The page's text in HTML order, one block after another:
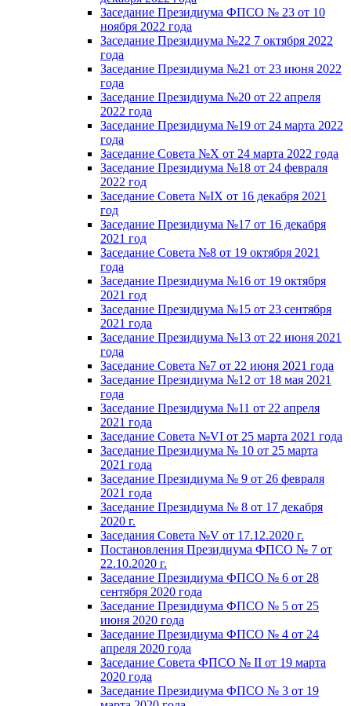
Заседание Президиума ФПСО № 23 от 10
ноября 2022 года
Заседание Президиума №22 7 октября 2022
года
Заседание Президиума №21 от 23 июня 2022
года
Заседание Президиума №20 от 22 апреля
2022 года
Заседание Президиума №19 от 24 марта 2022
года
Заседание Совета №X от 24 марта 2022 года
Заседание Президиума №18 от 24 февраля
2022 год
Заседание Совета №IX от 16 декабря 2021
год
Заседание Президиума №17 от 16 декабря
2021 год
Заседание Совета №8 от 19 октября 2021
года
Заседание Президиума №16 от 19 октября
2021 год
Заседание Президиума №15 от 23 сентября
2021 года
Заседание Президиума №13 от 22 июня 2021
года
Заседание Совета №7 от 22 июня 2021 года
Заседание Президиума №12 от 18 мая 2021
года
Заседание Президиума №11 от 22 апреля
2021 года
Заседание Совета №VI от 25 марта 2021 года
Заседание Президиума № 10 от 25 марта
2021 года
Заседание Президиума № 9 от 26 февраля
2021 года
Заседание Президиума № 8 от 17 декабря
2020 г.
Заседания Совета №V от 17.12.2020 г.
Постановления Президиума ФПСО № 7 от
22.10.2020 г.
Заседание Президиума ФПСО № 6 от 28
сентября 2020 года
Заседание Президиума ФПСО № 5 от 25
июня 2020 года
Заседание Президиума ФПСО № 4 от 24
апреля 2020 года
Заседание Совета ФПСО № II от 19 марта
2020 года
Заседание Президиума ФПСО № 3 от 19